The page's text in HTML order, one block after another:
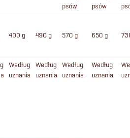
psów
psów
400 g 490 g 570 g 650 g
Według
uznania
Według
uznania
Według
uznania
Według
uznania